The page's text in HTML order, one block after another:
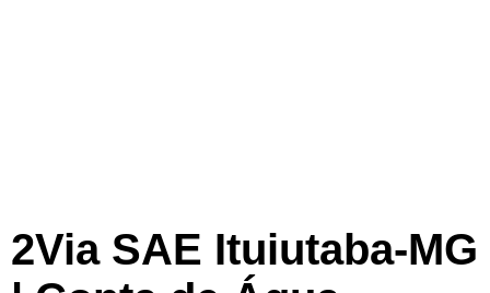
2Via SAE Ituiutaba-MG